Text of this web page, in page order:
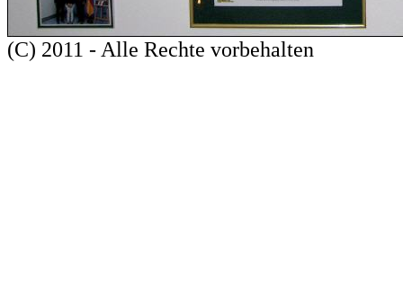
(C) 2011 - Alle Rechte vorbehalten